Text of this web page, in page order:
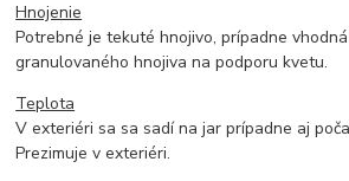
Hnojenie
Potrebné je tekuté hnojivo, prípadne
granulovaného hnojiva na podporu kvetu.
Teplota
V exteriéri sa sa sadí na jar prípadne aj
Prezimuje v exteriéri.